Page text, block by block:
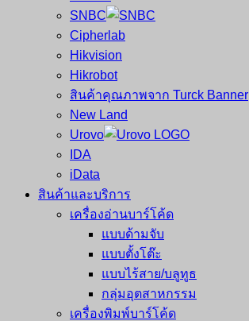
SNBC
Cipherlab
Hikvision
Hikrobot
สินค้าคุณภาพจาก Turck Banner
New Land
Urovo
IDA
iData
สินค้าและบริการ
เครื่องอ่านบาร์โค้ด
แบบด้ามจับ
แบบตั้งโต๊ะ
แบบไร้สาย/บลูทูธ
กลุ่มอุตสาหกรรม
เครื่องพิมพ์บาร์โค้ด